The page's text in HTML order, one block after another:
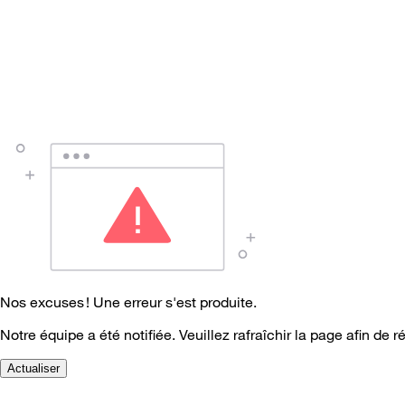
Nos excuses ! Une erreur s'est produite.
Notre équipe a été notifiée. Veuillez rafraîchir la page afin de
Actualiser